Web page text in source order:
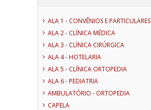
ALA 1 - CONVÊNIOS E PARTICULARES
ALA 2 - CLÍNICA MÉDICA
ALA 3 - CLÍNICA CIRÚRGICA
ALA 4 - HOTELARIA
ALA 5 - CLÍNICA ORTOPEDIA
ALA 6 - PEDIATRIA
AMBULATÓRIO - ORTOPEDIA
CAPELA